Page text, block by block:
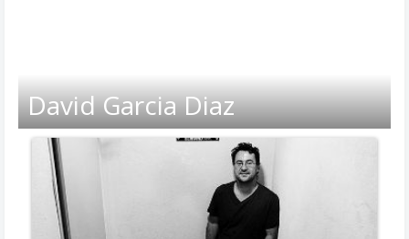
David Garcia Diaz